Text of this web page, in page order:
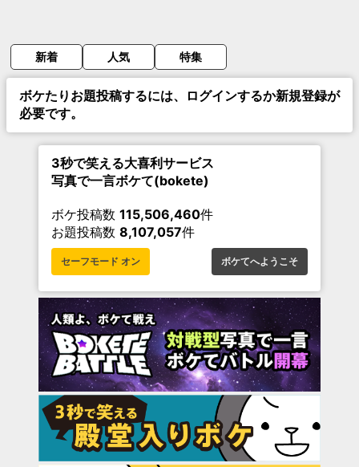
新着 人気 特集
ボケたりお題投稿するには、ログインするか新規登録が
必要です。
3秒で笑える大喜利サービス
写真で一言ボケて(bokete)
ボケ投稿数 115,506,460件
お題投稿数 8,107,057件
セーフモード オン ボケてへようこそ